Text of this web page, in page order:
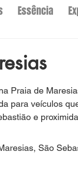
Essência
Praia de
para veículos
e
São